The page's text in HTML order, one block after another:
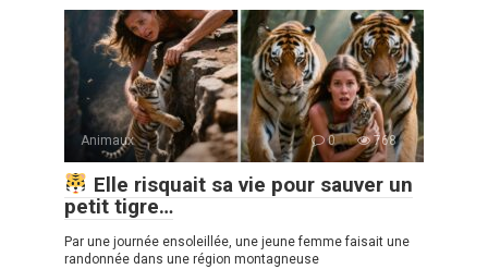
Animaux 0 768
Elle risquait sa vie pour sauver un
petit tigre…
Par une journée ensoleillée, une jeune femme faisait une
randonnée dans une région montagneuse